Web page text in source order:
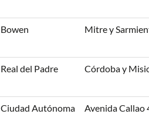
Bowen Mitre y
Real del Padre Córdoba y
Ciudad Autónoma
Avenida Callao